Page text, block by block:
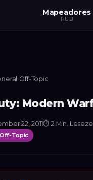
Mapeadores
HUB
›Off-Topic
Modern
22, 2011⏱ 2 Min.
Off-Topic